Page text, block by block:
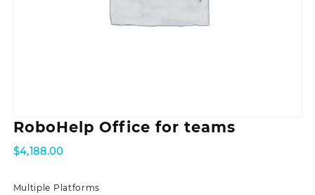
RoboHelp Office for teams
$4,188.00
Multiple Platforms